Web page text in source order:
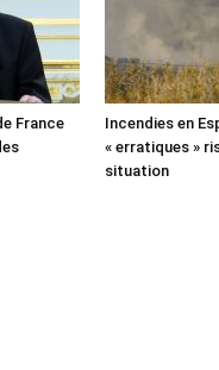
France
Incendies en
« erratiques »
situation